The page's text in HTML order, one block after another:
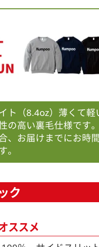
ト（8.4oz）薄くて軽
の高い裏毛仕様です
、お届けまでにお時
。
ク
ススメ